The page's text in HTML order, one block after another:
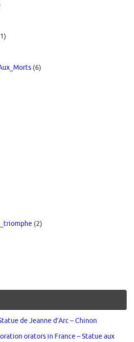
(6)
(2)
de Jeanne d’Arc – Chinon
orators in France – Statue aux